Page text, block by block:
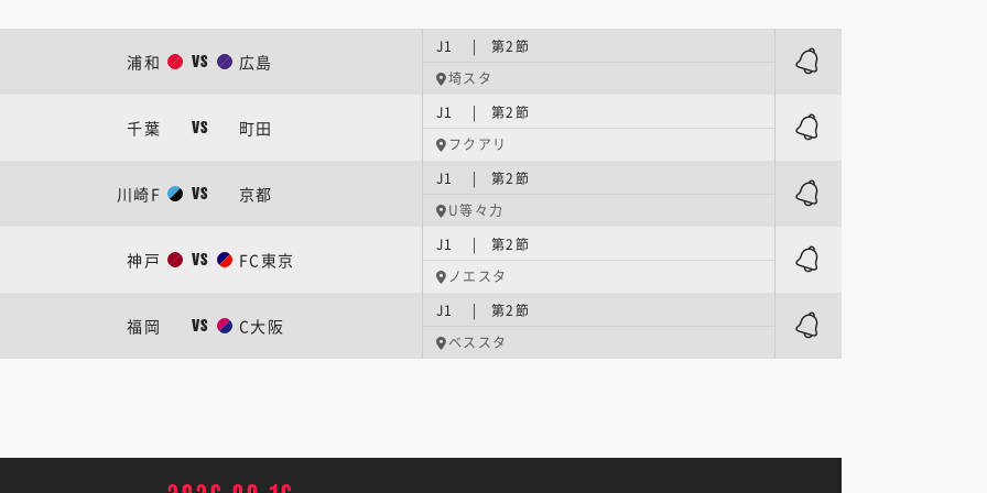
浦和 VS 広島
J1 | 第2節
埼スタ
千葉 VS 町田
J1 | 第2節
フクアリ
川崎F VS 京都
J1 | 第2節
U等々力
神戸 VS FC東京
J1 | 第2節
ノエスタ
福岡 VS C大阪
J1 | 第2節
ベススタ